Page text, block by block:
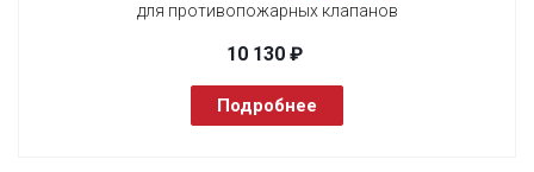
для противопожарных клапанов
10 130 ₽
Подробнее